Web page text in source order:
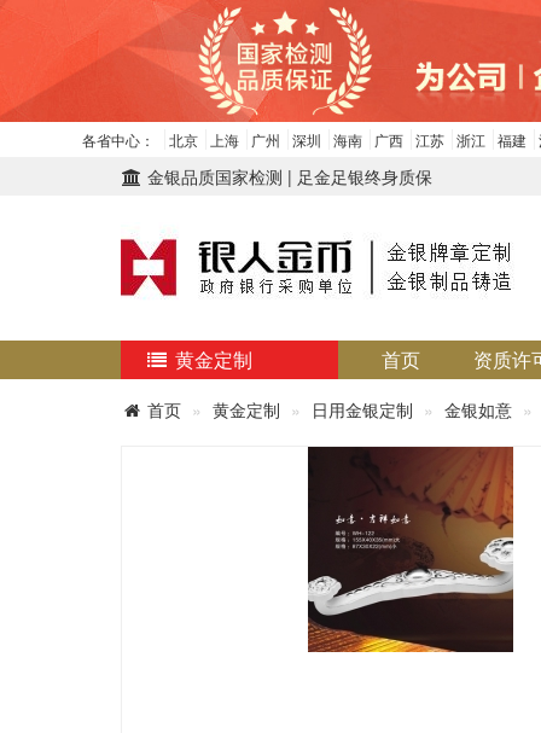
各省中心： 北京 上海 广州 深圳 海南 广西 江苏 浙江 福建
金银品质国家检测 | 足金足银终身质保
黄金定制 首页 资质许
首页 黄金定制 日用金银定制 金银如意